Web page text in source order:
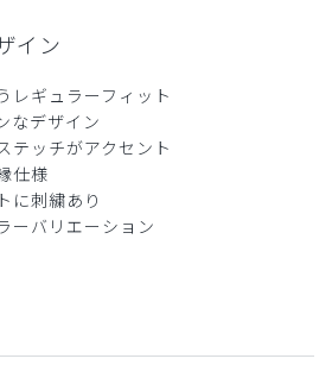
イン
レギュラーフィット
なデザイン
テッチがアクセント
仕様
に刺繍あり
ーバリエーション